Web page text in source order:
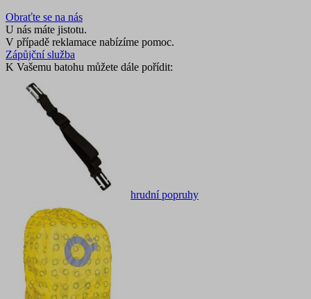
Obraťte se na nás
U nás máte jistotu.
V případě reklamace nabízíme pomoc.
Zápůjční služba
K Vašemu batohu můžete dále pořídit:
hrudní popruhy